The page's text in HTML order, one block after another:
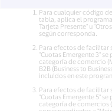
Para cualquier código
tabla, aplica el
Tarjeta Presente" u
según corresponda.
Para efectos de facilitar
"Cuotas Emergente 3"
categoría de comercio
B2B (Business to
incluidos en este
Para efectos de facilitar
"Cuotas Emergente 5"
categoría de comercios